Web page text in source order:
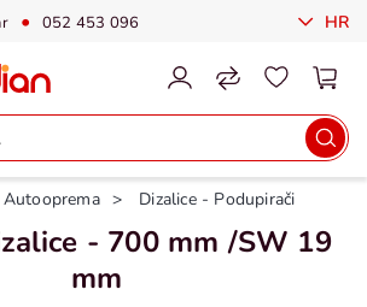
052 453 096 HR
Autooprema Dizalice - Podupirači
- 700 mm /SW 19
mm